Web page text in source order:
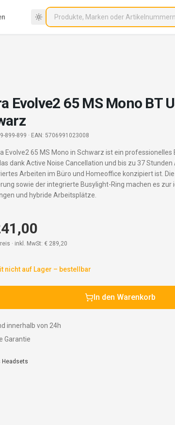
Evolve2 65 MS Mono BT
899-899 · EAN: 5706991023008
Evolve2 65 MS Mono in Schwarz ist ein
dank Active Noise Cancellation und bis zu 37
Arbeiten im Büro und Homeoffice konzipiert ist.
sowie der integrierte Busylight-Ring machen es zur
und hybride Arbeitsplätze.
· inkl. MwSt: € 289,20
nicht auf Lager – bestellbar
In den Warenkorb
innerhalb von 24h
Garantie
Headsets